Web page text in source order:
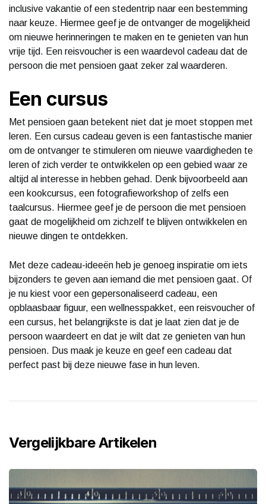
inclusive vakantie of een stedentrip naar een bestemming
naar keuze. Hiermee geef je de ontvanger de mogelijkheid
om nieuwe herinneringen te maken en te genieten van hun
vrije tijd. Een reisvoucher is een waardevol cadeau dat de
persoon die met pensioen gaat zeker zal waarderen.
Een cursus
Met pensioen gaan betekent niet dat je moet stoppen met
leren. Een cursus cadeau geven is een fantastische manier
om de ontvanger te stimuleren om nieuwe vaardigheden te
leren of zich verder te ontwikkelen op een gebied waar ze
altijd al interesse in hebben gehad. Denk bijvoorbeeld aan
een kookcursus, een fotografieworkshop of zelfs een
taalcursus. Hiermee geef je de persoon die met pensioen
gaat de mogelijkheid om zichzelf te blijven ontwikkelen en
nieuwe dingen te ontdekken.
Met deze cadeau-ideeën heb je genoeg inspiratie om iets
bijzonders te geven aan iemand die met pensioen gaat. Of
je nu kiest voor een gepersonaliseerd cadeau, een
opblaasbaar figuur, een wellnesspakket, een reisvoucher of
een cursus, het belangrijkste is dat je laat zien dat je de
persoon waardeert en dat je wilt dat ze genieten van hun
pensioen. Dus maak je keuze en geef een cadeau dat
perfect past bij deze nieuwe fase in hun leven.
Vergelijkbare Artikelen